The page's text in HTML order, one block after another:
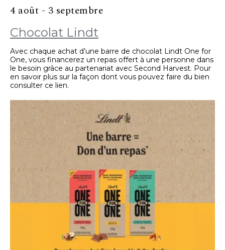
4 août - 3 septembre
Chocolat Lindt
Avec chaque achat d’une barre de chocolat Lindt One for
One, vous financerez un repas offert à une personne dans
le besoin grâce au partenariat avec Second Harvest. Pour
en savoir plus sur la façon dont vous pouvez faire du bien
consulter ce lien.